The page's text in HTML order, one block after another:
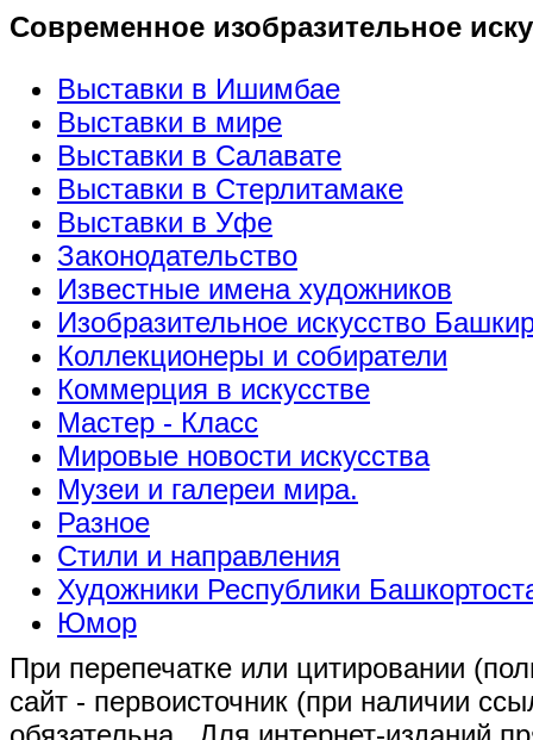
Современное изобразительное
Выставки в Ишимбае
Выставки в мире
Выставки в Салавате
Выставки в Стерлитамаке
Выставки в Уфе
Законодательство
Известные имена художников
Изобразительное искусство
Коллекционеры и собиратели
Коммерция в искусстве
Мастер - Класс
Мировые новости искусства
Музеи и галереи мира.
Разное
Стили и направления
Художники Республики
Юмор
При перепечатке или цитировании
сайт - первоисточник (при наличии